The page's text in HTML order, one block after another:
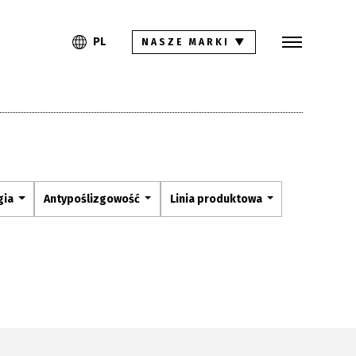
PL
PL NASZE MARKI ▼
Antypoślizgowość Linia produktowa
Inspiracje
Pliki do pobrania
Strefa architekta